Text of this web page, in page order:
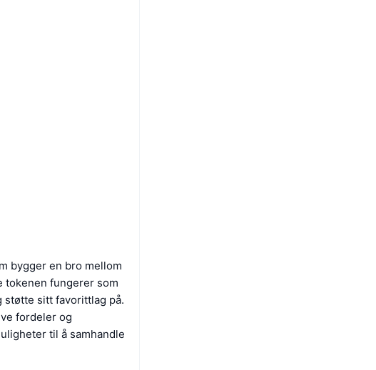
bygger en bro mellom
tokenen fungerer som
støtte sitt favorittlag på.
fordeler og
til å samhandle